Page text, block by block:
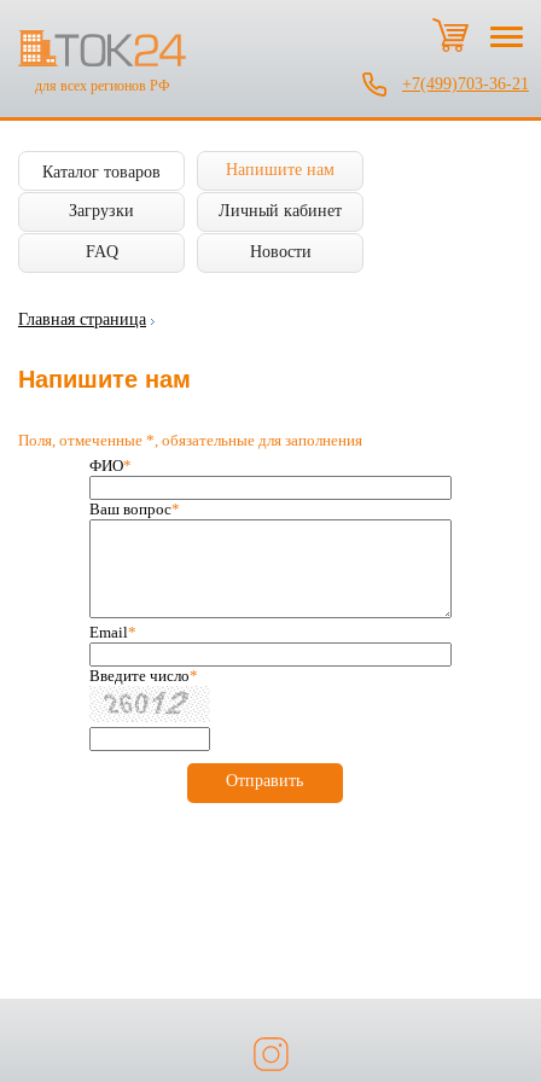
для всех регионов РФ +7(499)703-36-21
Каталог товаров Напишите нам
Загрузки Личный кабинет
FAQ Новости
Главная страница
Напишите нам
Поля, отмеченные *, обязательные для заполнения
ФИО*
Ваш вопрос*
Email*
Введите число*